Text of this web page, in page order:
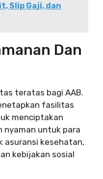
Slip Gaji, dan
Dan
teratas bagi AAB.
fasilitas
menciptakan
nyaman untuk para
asuransi kesehatan,
kebijakan sosial